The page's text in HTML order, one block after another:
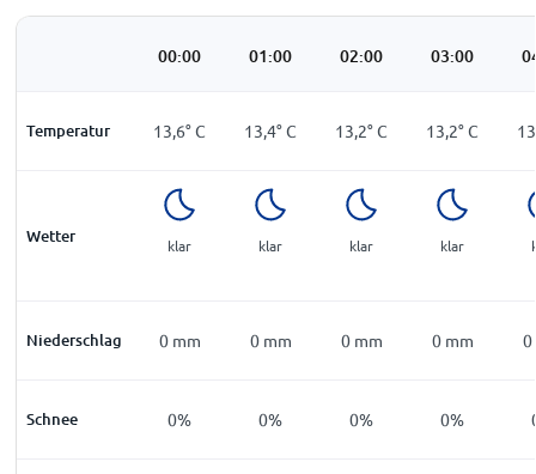
00:00 01:00 02:00 03:00
Temperatur 13,6°C 13,4°C 13,2°C 13,2°C
Wetter klar klar klar klar
Niederschlag 0 mm 0 mm 0 mm 0 mm 0
Schnee 0% 0% 0% 0%